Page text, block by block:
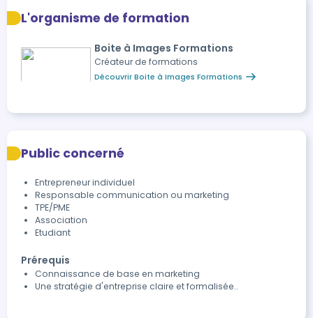
L'organisme de formation
Boite à Images Formations
Créateur de formations
Découvrir Boite à Images Formations
Public concerné
Entrepreneur individuel
Responsable communication ou marketing
TPE/PME
Association
Etudiant
Prérequis
Connaissance de base en marketing
Une stratégie d'entreprise claire et formalisée..